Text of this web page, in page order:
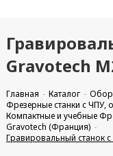
Gravotech
Главная Каталог
Фрезерные станки с
Компактные и учебные
Gravotech (Франция)
Гравировальный станок